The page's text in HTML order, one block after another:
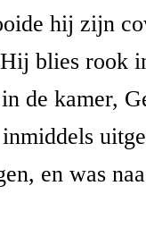
hij zijn
blies rook
de kamer,
en was